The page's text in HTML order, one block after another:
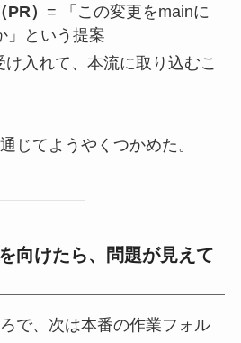
） = 「この変更をmainに
」という提案
入れて、本流に取り込むこ
じてようやくつかめた。
向けたら、問題が見えて
で、次は本番の作業フォル